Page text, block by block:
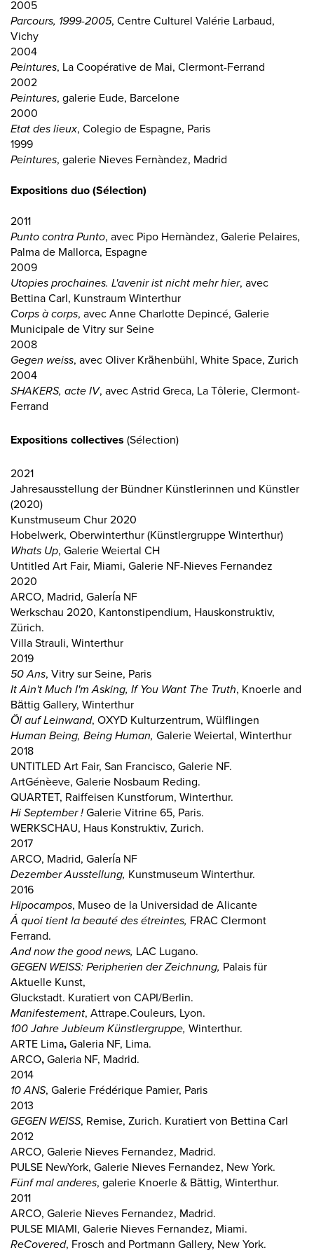
2005
Parcours, 1999-2005, Centre Culturel Valérie Larbaud,
Vichy
2004
Peintures, La Coopérative de Mai, Clermont-Ferrand
2002
Peintures, galerie Eude, Barcelone
2000
Etat des lieux, Colegio de Espagne, Paris
1999
Peintures, galerie Nieves Fernàndez, Madrid
Expositions duo (Sélection)
2011
Punto contra Punto, avec Pipo Hernàndez, Galerie Pelaires,
Palma de Mallorca, Espagne
2009
Utopies prochaines. L'avenir ist nicht mehr hier, avec
Bettina Carl, Kunstraum Winterthur
Corps à corps, avec Anne Charlotte Depincé, Galerie
Municipale de Vitry sur Seine
2008
Gegen weiss, avec Oliver Krähenbühl, White Space, Zurich
2004
SHAKERS, acte IV, avec Astrid Greca, La Tôlerie, Clermont-
Ferrand
Expositions collectives (Sélection)
2021
Jahresausstellung der Bündner Künstlerinnen und Künstler
(2020)
Kunstmuseum Chur 2020
Hobelwerk, Oberwinterthur (Künstlergruppe Winterthur)
Whats Up, Galerie Weiertal CH
Untitled Art Fair, Miami, Galerie NF-Nieves Fernandez
2020
ARCO, Madrid, Galería NF
Werkschau 2020, Kantonstipendium, Hauskonstruktiv,
Zürich.
Villa Strauli, Winterthur
2019
50 Ans, Vitry sur Seine, Paris
It Ain't Much I'm Asking, If You Want The Truth, Knoerle and
Bättig Gallery, Winterthur
Öl auf Leinwand, OXYD Kulturzentrum, Wülflingen
Human Being, Being Human, Galerie Weiertal, Winterthur
2018
UNTITLED Art Fair, San Francisco, Galerie NF.
ArtGénèeve, Galerie Nosbaum Reding.
QUARTET, Raiffeisen Kunstforum, Winterthur.
Hi September ! Galerie Vitrine 65, Paris.
WERKSCHAU, Haus Konstruktiv, Zurich.
2017
ARCO, Madrid, Galería NF
Dezember Ausstellung, Kunstmuseum Winterthur.
2016
Hipocampos, Museo de la Universidad de Alicante
Á quoi tient la beauté des étreintes, FRAC Clermont
Ferrand.
And now the good news, LAC Lugano.
GEGEN WEISS: Peripherien der Zeichnung, Palais für
Aktuelle Kunst,
Gluckstadt. Kuratiert von CAPI/Berlin.
Manifestement, Attrape.Couleurs, Lyon.
100 Jahre Jubieum Künstlergruppe, Winterthur.
ARTE Lima, Galeria NF, Lima.
ARCO, Galeria NF, Madrid.
2014
10 ANS, Galerie Frédérique Pamier, Paris
2013
GEGEN WEISS, Remise, Zurich. Kuratiert von Bettina Carl
2012
ARCO, Galerie Nieves Fernandez, Madrid.
PULSE NewYork, Galerie Nieves Fernandez, New York.
Fünf mal anderes, galerie Knoerle & Bättig, Winterthur.
2011
ARCO, Galerie Nieves Fernandez, Madrid.
PULSE MIAMI, Galerie Nieves Fernandez, Miami.
ReCovered, Frosch and Portmann Gallery, New York.